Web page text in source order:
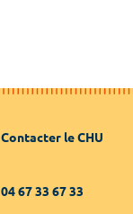
Contacter le CHU
04 67 33 67 33